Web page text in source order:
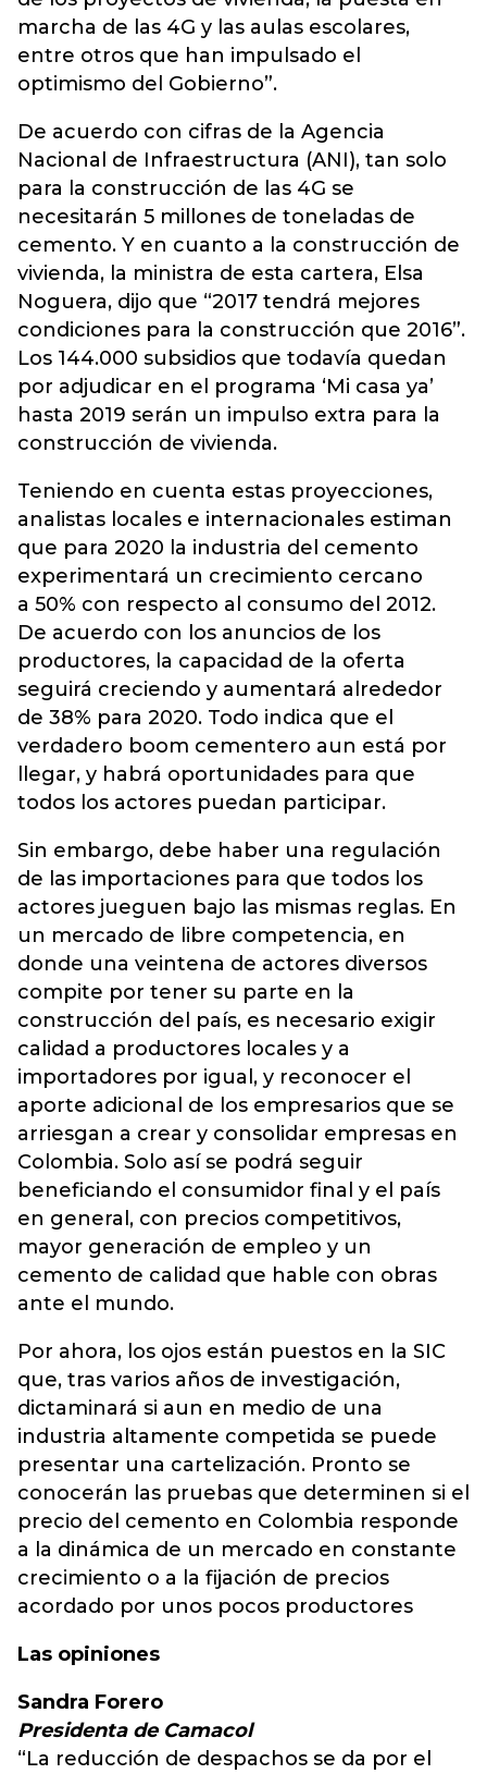
marcha de las 4G y las aulas escolares,
entre otros que han impulsado el
optimismo del Gobierno”.
De acuerdo con cifras de la Agencia
Nacional de Infraestructura (ANI), tan solo
para la construcción de las 4G se
necesitarán 5 millones de toneladas de
cemento. Y en cuanto a la construcción de
vivienda, la ministra de esta cartera, Elsa
Noguera, dijo que “2017 tendrá mejores
condiciones para la construcción que 2016”.
Los 144.000 subsidios que todavía quedan
por adjudicar en el programa ‘Mi casa ya’
hasta 2019 serán un impulso extra para la
construcción de vivienda.
Teniendo en cuenta estas proyecciones,
analistas locales e internacionales estiman
que para 2020 la industria del cemento
experimentará un crecimiento cercano
a 50% con respecto al consumo del 2012.
De acuerdo con los anuncios de los
productores, la capacidad de la oferta
seguirá creciendo y aumentará alrededor
de 38% para 2020. Todo indica que el
verdadero boom cementero aun está por
llegar, y habrá oportunidades para que
todos los actores puedan participar.
Sin embargo, debe haber una regulación
de las importaciones para que todos los
actores jueguen bajo las mismas reglas. En
un mercado de libre competencia, en
donde una veintena de actores diversos
compite por tener su parte en la
construcción del país, es necesario exigir
calidad a productores locales y a
importadores por igual, y reconocer el
aporte adicional de los empresarios que se
arriesgan a crear y consolidar empresas en
Colombia. Solo así se podrá seguir
beneficiando el consumidor final y el país
en general, con precios competitivos,
mayor generación de empleo y un
cemento de calidad que hable con obras
ante el mundo.
Por ahora, los ojos están puestos en la SIC
que, tras varios años de investigación,
dictaminará si aun en medio de una
industria altamente competida se puede
presentar una cartelización. Pronto se
conocerán las pruebas que determinen si el
precio del cemento en Colombia responde
a la dinámica de un mercado en constante
crecimiento o a la fijación de precios
acordado por unos pocos productores
Las opiniones
Sandra Forero
Presidenta de Camacol
“La reducción de despachos se da por el